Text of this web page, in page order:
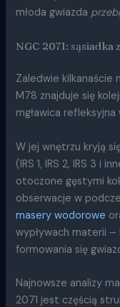
młoda gwiazda
NGC 2071:
Zaledwie kilkanaście
M78 znajduje się
mgławica
W jej wnętrzu kryją
(IRS 1, IRS 2, IRS 3 i
otoczone gęstymi
obserwacje w
masery wodorowe
wypływach materii
formowania się
Najnowsze analizy
2071 jest częścią